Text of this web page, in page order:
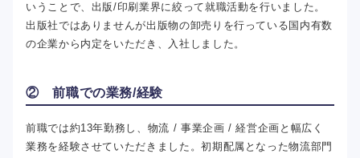
いうことで、出版/印刷業界に絞って就職活動を行いました。
出版社ではありませんが出版物の卸売りを行っている国内有数
の企業から内定をいただき、入社しました。
② 前職での業務/経験
前職では約13年勤務し、物流 / 事業企画 / 経営企画と幅広く
業務を経験させていただきました。初期配属となった物流部門